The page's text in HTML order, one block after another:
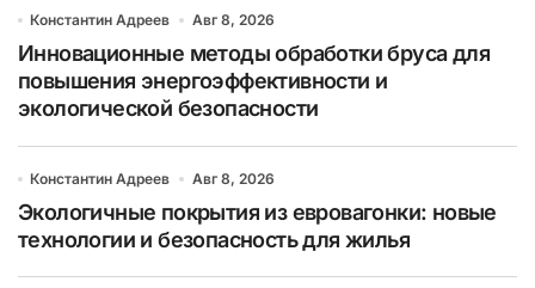
Константин Адреев Авг 8, 2026
Инновационные методы обработки бруса для
повышения энергоэффективности и
экологической безопасности
Константин Адреев Авг 8, 2026
Экологичные покрытия из евровагонки: новые
технологии и безопасность для жилья